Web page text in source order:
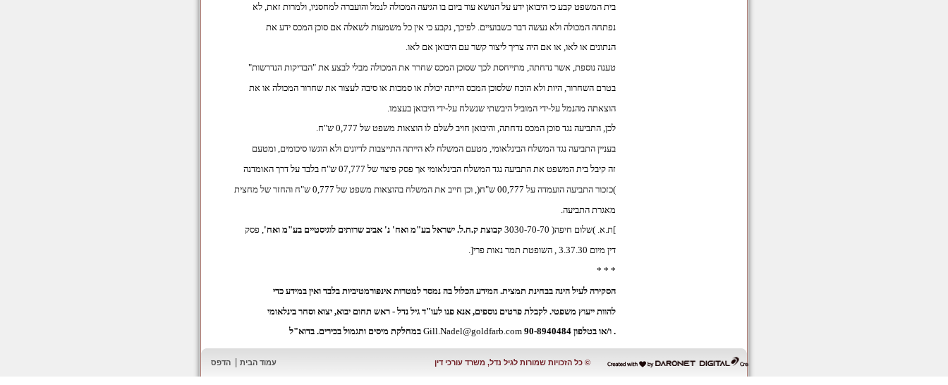
בית המשפט קבע כי היבואן ידע על הנושא עוד ביום בו הגיעה המכולה לנמל והועברה למחסניו, ולמרות זאת, לא
נפתחה המכולה ולא נעשה דבר כשבועיים. לפיכך, נקבע כי אין כל משמעות לשאלה אם סוכן המכס ידע את
הנתונים או לאו, או אם היה צריך ליצור קשר עם היבואן אם לאו.
טענה נוספת, אשר נדחתה, מתייחסת לכך שסוכן המכס שחרר את המכולה מבלי לבצע את "הבדיקות הנדרשות"
בטרם השחרור, היות ולא הוכח שלסוכן המכס הייתה יכולת או סמכות או סיבה לעצור את שחרור המכולה או את
הוצאתה מהנמל על-ידי המוביל היבשתי שנשלח על-ידי היבואן בעצמו.
לכן, התביעה נגד סוכן המכס נדחתה, והיבואן חויב לשלם לו הוצאות משפט של 0,777 ש"ח.
בעניין התביעה נגד המשלח הבינלאומי, מטעם המשלח לא הייתה התייצבות לדיונים ולא הוגשו סיכומים, ומטעם
זה קיבל בית המשפט את התביעה נגד המשלח הבינלאומי אך פסק פיצוי של 07,777 ש"ח בלבד על דרך האומדנה
)כזכור התביעה הועמדה על 00,777 ש"ח(, וכן חייב את המשלח בהוצאות משפט של 0,777 ש"ח והחזר של מחצית
מאגרת התביעה.
]ת.א. )שלום חיפה( 3030
-70-70 קבוצת ק.ח.ל. ישראל בע"מ ואח' נ' אביב שרותים לוגיסטיים בע"מ ואח', פסק
דין מיום 3.37.30 , השופטת תמר נאות פרי[.
* * *
הסקירה לעיל הינה בבחינת תמצית. המידע הכלול בה נמסר למטרות אינפורמטיביות בלבד ואין במידע כדי
להוות ייעוץ משפטי. לקבלת פרטים נוספים, אנא פנו לעו"ד גיל נדל - ראש תחום יבוא, יצוא וסחר בינלאומי
. ו/או בטלפון 90
-8940484
Gill.Nadel@goldfarb.com במחלקת מיסים ותגמול בכירים. בדוא"ל
דרונט
© כל הזכויות שמורות לגיל נדל, משרד עורכי דין עמוד הבית הדפס